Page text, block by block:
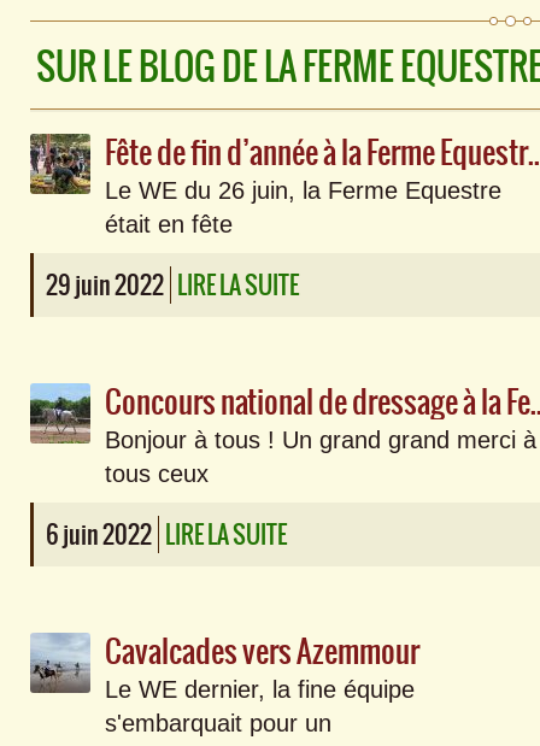
SUR LE BLOG DE LA FERME
Fête de fin
Le WE du 26 juin, la Ferme Equestre
était en fête
29 juin 2022 LIRE LA SUITE
Concours national
Bonjour à tous ! Un grand grand merci à
tous ceux
6 juin 2022 LIRE LA SUITE
Cavalcades vers Azemmour
Le WE dernier, la fine équipe
s'embarquait pour un